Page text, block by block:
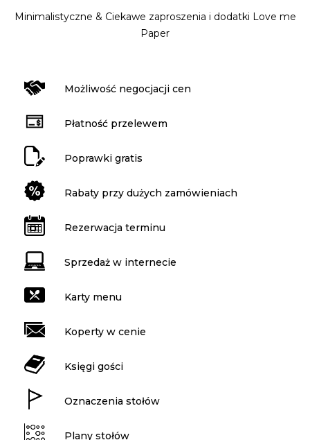
Minimalistyczne & Ciekawe zaproszenia i dodatki Love me
Paper
Możliwość negocjacji cen
Płatność przelewem
Poprawki gratis
Rabaty przy dużych zamówieniach
Rezerwacja terminu
Sprzedaż w internecie
Karty menu
Koperty w cenie
Księgi gości
Oznaczenia stołów
Plany stołów